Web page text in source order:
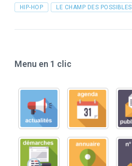
HIP-HOP LE CHAMP DES POSSIBLES
Menu en 1 clic